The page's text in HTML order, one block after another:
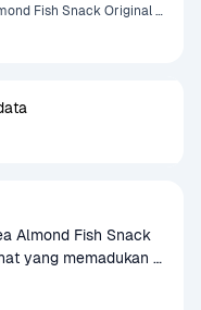
Pinkfong Bebefinn | Crystal of the Sea Almond Fish Snack Original 80 gram
Almond Fish Snack
yang memadukan
Cocok sebagai
maupun dewasa,